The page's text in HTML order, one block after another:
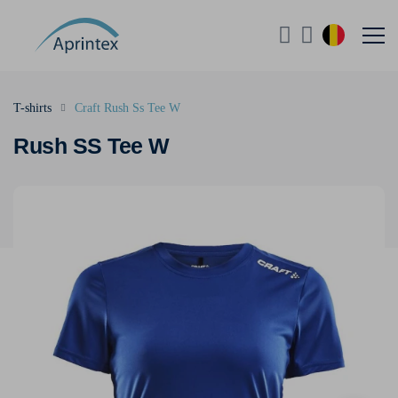
Rush SS Tee W
T-shirts Craft Rush Ss Tee W